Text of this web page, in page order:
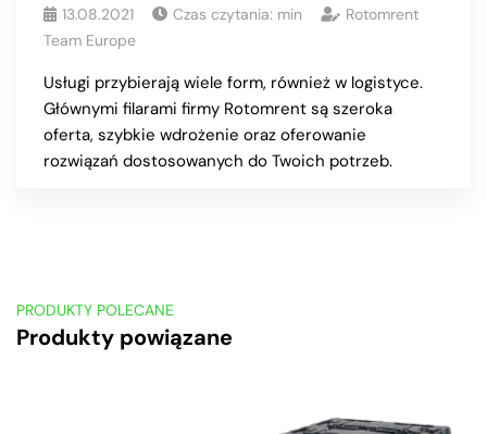
13.08.2021 Czas czytania: min
Rotomrent
Team Europe
Usługi przybierają wiele form, również w logistyce.
Głównymi filarami firmy Rotomrent są szeroka
oferta, szybkie wdrożenie oraz oferowanie
rozwiązań dostosowanych do Twoich potrzeb.
PRODUKTY POLECANE
Produkty powiązane